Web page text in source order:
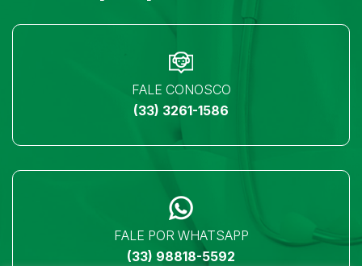
FALE CONOSCO
(33) 3261-1586
FALE POR WHATSAPP
(33) 98818-5592